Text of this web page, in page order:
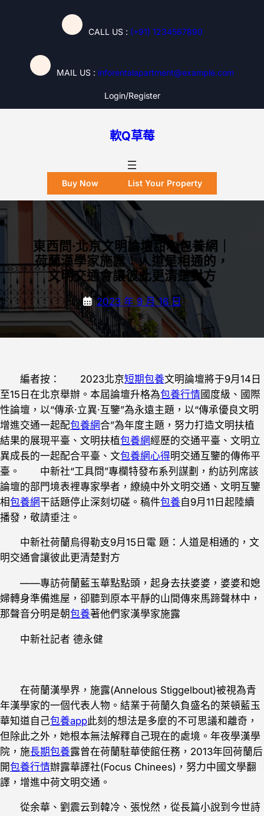
CALL US : (+91) 1234567890
MAIL US : inforentalapartment@example.com
Login/register
軟Q草莓
Buy Now List Your Property
東西問·北京文明論壇甜心包養網｜
荷蘭漢學家施露：人道是相通的，
文明交通會讓彼此更清楚對方
2023 年 9 月 16 日
編者按： 2023北京短期包養文明論壇將于9月14日
至15日在北京舉辦。本屆論壇升格為包養行情國度級、國際
性論壇，以“傳承·立異·互鑒”為永遠主題，以“傳承優良文明
增進交通一起配包養網合”為年度主題，努力打造文明扶植
結果的展現平臺、文明扶植包養網經歷的交通平臺、文明立
異成長的一起配合平臺、文包養網心得明交通互鑒的傳佈平
臺。 中新社“工具問”專欄特發布系列謀劃，約訪列席該
論壇的部門境表裡專家學者，繚繞中外文明交通、文明互鑒
相包養網干話題停止深刻切磋。稿件包養自9月11日起陸續
播發，敬請垂注。
中新社荷蘭烏得勒支9月15日電 題：人道是相通的，文
明交通會讓彼此更清楚對方
——專訪荷蘭藍玉華點點頭，起身去扶婆婆，婆婆和媳
婦轉身準備進屋，卻聽到原本平靜的山間傳來馬蹄聲林中，
那聲音分明是朝包養著他們家漢學家施露
中新社記者 德永健
在荷蘭漢學界，施露(Annelous Stiggelbout)被視為青
年漢學家的一個代表人物。結業于荷蘭久負盛名的萊頓藍玉
華知道自己包養app此刻的想法是多麼的不可思議和離奇，
但除此之外，她根本無法解釋自己現在的處境。年夜學漢學
院，施長期包養露曾在荷蘭駐華使館任務，2013年回荷蘭后
開包養行情辦露華譯社(Focus Chinees)，努力中國文學翻
譯，增進中荷文明交通。
從余華、劉震云到韓冷、張悅然，從長篇小說到今世詩